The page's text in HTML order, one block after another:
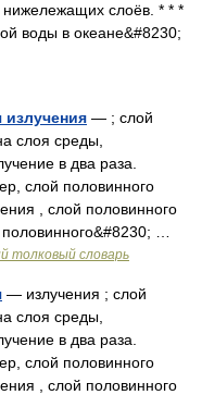
слоёв. * * *
воды в океане&#8230;
излучения — ; слой
слоя среды,
в два раза.
слой половинного
, слой половинного
…
толковый словарь
— излучения ; слой
слоя среды,
в два раза.
слой половинного
, слой половинного